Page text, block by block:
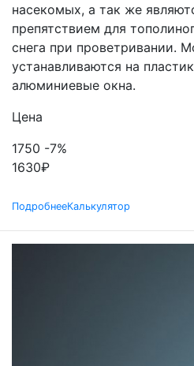
насекомых, а так же
препятствием для
снега при проветривании.
устанавливаются на
алюминиевые окна.
Цена
1750 -7%
1630₽
ПодробнееКалькулятор